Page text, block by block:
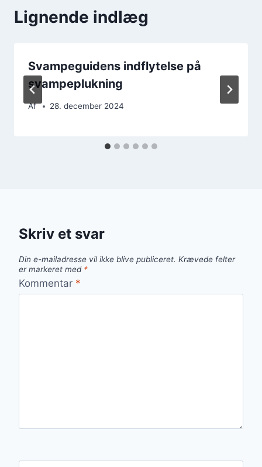
Lignende indlæg
Svampeguidens indflytelse på
svampeplukning
Af 28. december 2024
Skriv et svar
Din e-mailadresse vil ikke blive publiceret. Krævede felter
er markeret med *
Kommentar *